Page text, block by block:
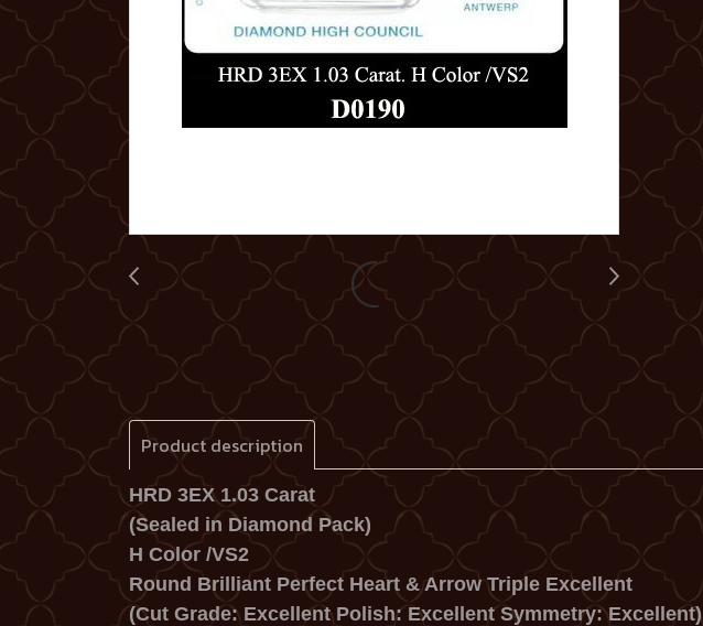
Product description
HRD 3EX 1.03 Carat
(Sealed in Diamond Pack)
H Color /VS2
Round Brilliant Perfect Heart & Arrow Triple Excellent
(Cut Grade: Excellent Polish: Excellent Symmetry: Excellent)